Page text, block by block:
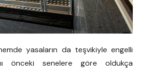
yasaların da teşvikiyle engelli
önceki senelere göre oldukça